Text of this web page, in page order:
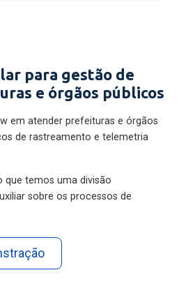
para gestão de
e órgãos públicos
em atender prefeituras e órgãos
de rastreamento e telemetria
que temos uma divisão
sobre os processos de